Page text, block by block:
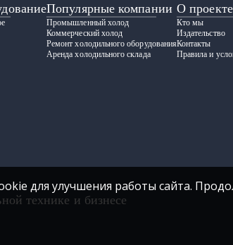
Популярные компании
Промышленный холод
Коммерческий холод
Ремонт холодильного оборудования
Аренда холодильного склада
О проекте
Кто мы
Издательство
Контакты
Правила и
технике и бизнесе
для улучшения работы сайта.